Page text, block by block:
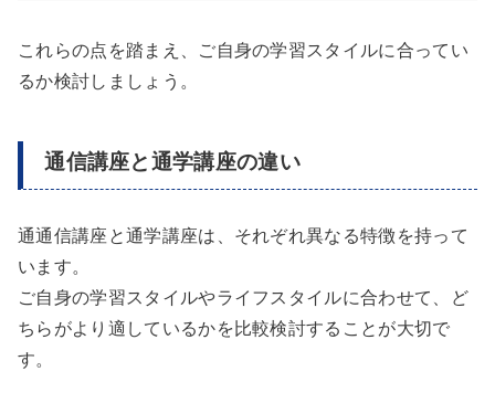
これらの点を踏まえ、ご自身の学習スタイルに合ってい
るか検討しましょう。
通信講座と通学講座の違い
通通信講座と通学講座は、それぞれ異なる特徴を持って
います。
ご自身の学習スタイルやライフスタイルに合わせて、ど
ちらがより適しているかを比較検討することが大切で
す。